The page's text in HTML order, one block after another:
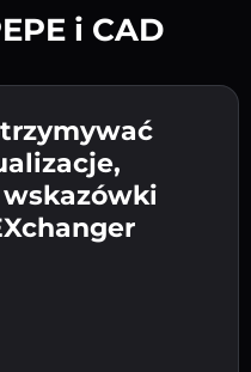
do następnego
👉 przejdź do
kryptowalutę lub
i CAD